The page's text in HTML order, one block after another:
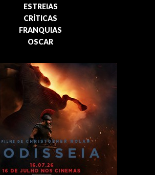
ESTREIAS
CRÍTICAS
FRANQUIAS
OSCAR